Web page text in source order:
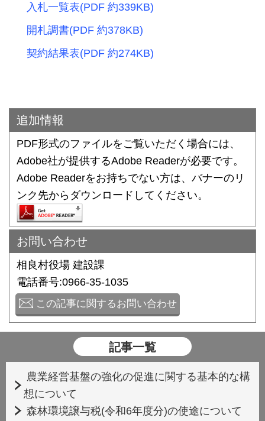
入札一覧表(PDF 約339KB)
開札調書(PDF 約378KB)
契約結果表(PDF 約274KB)
追加情報
PDF形式のファイルをご覧いただく場合には、
Adobe社が提供するAdobe Readerが必要です。
Adobe Readerをお持ちでない方は、バナーのリ
ンク先からダウンロードしてください。
お問い合わせ
相良村役場 建設課
電話番号:0966-35-1035
この記事に関するお問い合わせ
記事一覧
農業経営基盤の強化の促進に関する基本的な構
想について
森林環境譲与税(令和6年度分)の使途について